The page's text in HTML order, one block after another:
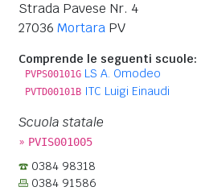
Strada Pavese Nr. 4
27036 Mortara PV
Comprende le seguenti scuole:
PVPS00101G LS A. Omodeo
PVTD00101B ITC Luigi Einaudi
Scuola statale
» PVIS001005
0384 98318
0384 91586